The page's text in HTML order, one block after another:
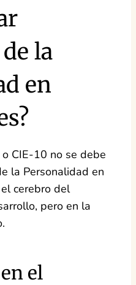
la
en
CIE-10 no se debe
la Personalidad en
cerebro del
pero en la
el